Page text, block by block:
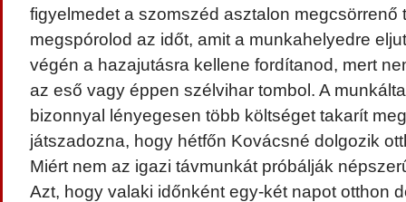
figyelmedet a szomszéd asztalon megcsörrenő
megspórolod az időt, amit a munkahelyedre
végén a hazajutásra kellene fordítanod, mert
az eső vagy éppen szélvihar tombol. A
bizonnyal lényegesen több költséget takarít
játszadozna, hogy hétfőn Kovácsné dolgozik
Miért nem az igazi távmunkát próbálják
Azt, hogy valaki időnként egy-két napot otthon